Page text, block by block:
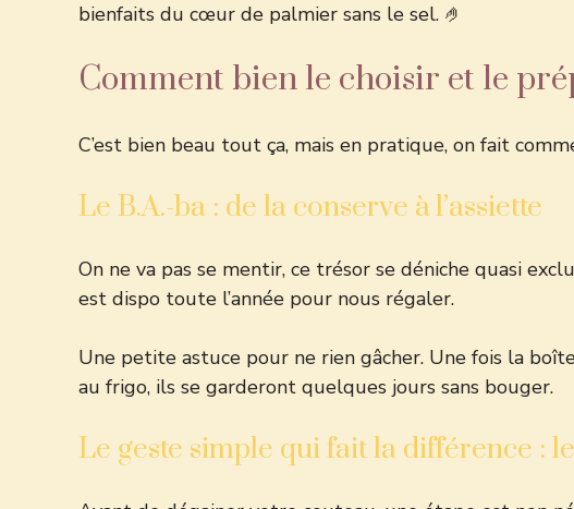
bienfaits du cœur de palmier sans le sel. 🤌
Comment bien le choisir et le
C’est bien beau tout ça, mais en pratique, on fait
Le B.A.-ba : de la conserve à l’assiette
On ne va pas se mentir, ce trésor se déniche quasi
est dispo toute l’année pour nous régaler.
Une petite astuce pour ne rien gâcher. Une fois la
au frigo, ils se garderont quelques jours sans bouger.
Le geste simple qui fait la différence :